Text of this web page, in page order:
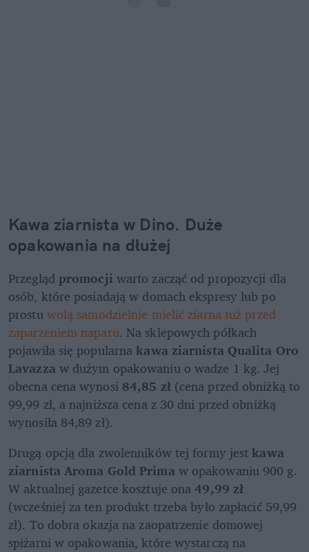
Kawa ziarnista w Dino. Duże
opakowania na dłużej
Przegląd promocji warto zacząć od propozycji dla
osób, które posiadają w domach ekspresy lub po
prostu wolą samodzielnie mielić ziarna tuż przed
zaparzeniem naparu. Na sklepowych półkach
pojawiła się popularna kawa ziarnista Qualita Oro
Lavazza w dużym opakowaniu o wadze 1 kg. Jej
obecna cena wynosi 84,85 zł (cena przed obniżką to
99,99 zł, a najniższa cena z 30 dni przed obniżką
wynosiła 84,89 zł).
Drugą opcją dla zwolenników tej formy jest kawa
ziarnista Aroma Gold Prima w opakowaniu 900 g.
W aktualnej gazetce kosztuje ona 49,99 zł
(wcześniej za ten produkt trzeba było zapłacić 59,99
zł). To dobra okazja na zaopatrzenie domowej
spiżarni w opakowania, które wystarczą na